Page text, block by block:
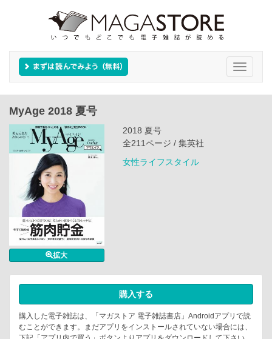
Toggle
MyAge 2018 夏号
拡大
2018 夏号
全211ページ / 集英社
女性ライフスタイル
購入する
購入した電子雑誌は、「マガストア 電子雑誌書店」Androidアプリで読
むことができます。まだアプリをインストールされていない場合には、